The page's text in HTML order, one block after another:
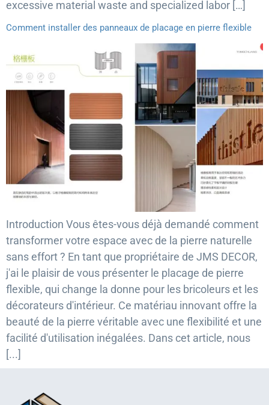
excessive material waste and specialized labor […]
Comment installer des panneaux de placage en pierre flexible
Introduction Vous êtes-vous déjà demandé comment
transformer votre espace avec de la pierre naturelle
sans effort ? En tant que propriétaire de JMS DECOR,
j'ai le plaisir de vous présenter le placage de pierre
flexible, qui change la donne pour les bricoleurs et les
décorateurs d'intérieur. Ce matériau innovant offre la
beauté de la pierre véritable avec une flexibilité et une
facilité d'utilisation inégalées. Dans cet article, nous
[...]